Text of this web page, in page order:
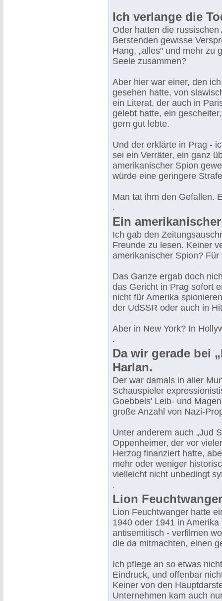
Ich verlange die
Oder hatten die
Berstenden gewisse
Hang, „alles" und mehr zu
Seele zusammen?
Aber hier war einer, den
gesehen hatte, von
ein Literat, der auch in
gelebt hatte, ein
gern gut lebte.
Und der erklärte in Prag -
sei ein Verräter, ein ganz
amerikanischer Spion
würde eine geringere
Man tat ihm den Gefallen.
.
Ein
Ich gab den
Freunde zu lesen. Keiner
amerikanischer Spion?
Das Ganze ergab doch
das Gericht in Prag sofort
nicht für Amerika
der UdSSR oder auch in
Aber in New York? In
.
Da wir gerade bei
Harlan.
Der war damals in aller
Schauspieler
Goebbels' Leib- und
große Anzahl von Nazi-
Unter anderem auch „Jud
Oppenheimer, der vor
Herzog finanziert hatte,
mehr oder weniger
vielleicht nicht unbedingt
.
Lion
Lion Feuchtwanger hatte
1940 oder 1941 in
antisemitisch - verfilmen
die da mitmachten, einen
Ich pflege an so etwas
Eindruck, und offenbar
Keiner von den
Unternehmen kam auch